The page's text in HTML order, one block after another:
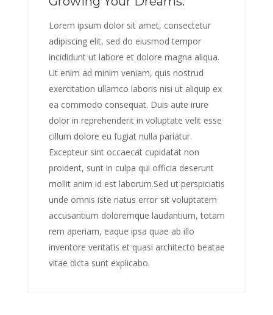
Lorem ipsum dolor sit amet, consectetur
adipiscing elit, sed do eiusmod tempor
incididunt ut labore et dolore magna aliqua.
Ut enim ad minim veniam, quis nostrud
exercitation ullamco laboris nisi ut aliquip ex
ea commodo consequat. Duis aute irure
dolor in reprehenderit in voluptate velit esse
cillum dolore eu fugiat nulla pariatur.
Excepteur sint occaecat cupidatat non
proident, sunt in culpa qui officia deserunt
mollit anim id est laborum.Sed ut perspiciatis
unde omnis iste natus error sit voluptatem
accusantium doloremque laudantium, totam
rem aperiam, eaque ipsa quae ab illo
inventore veritatis et quasi architecto beatae
vitae dicta sunt explicabo.